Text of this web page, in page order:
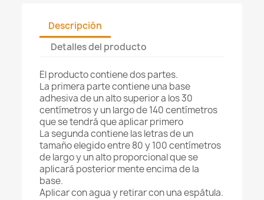
Descripción
Detalles del producto
El producto contiene dos partes.
La primera parte contiene una base
adhesiva de un alto superior a los 30
centímetros y un largo de 140 centímetros
que se tendrá que aplicar primero
La segunda contiene las letras de un
tamaño elegido entre 80 y 100 centímetros
de largo y un alto proporcional que se
aplicará posterior mente encima de la
base.
Aplicar con agua y retirar con una espátula.